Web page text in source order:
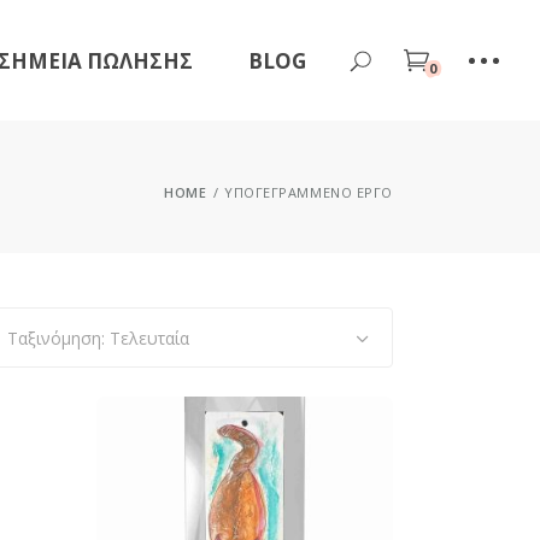
ΣΗΜΕΊΑ ΠΏΛΗΣΗΣ BLOG 0
HOME ΥΠΟΓΕΓΡΑΜΜΈΝΟ ΈΡΓΟ
Ταξινόμηση: Τελευταία